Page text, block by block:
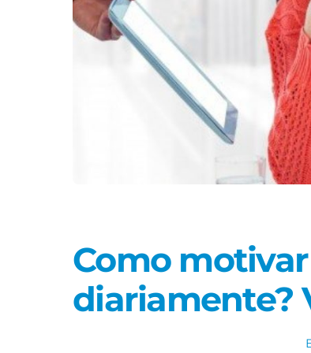
Como
diariamente?